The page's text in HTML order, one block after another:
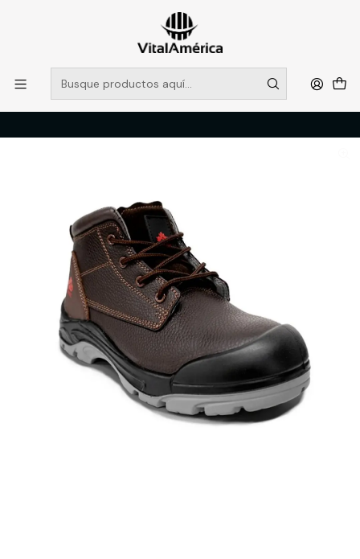
POR SISTEMA FRONTAL SOLO RETIROS EN TIENDA, DESDE
MUCHAS GRACIAS +569 5956 2237
Leer más
CALZADO
ZAPATOS DE SEGURIDAD
CALZADO DE SEGURIDAD QUEBEC APOLLO CAFE T/44